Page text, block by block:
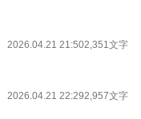
2026.04.21 21:502,351文字
2026.04.21 22:292,957文字